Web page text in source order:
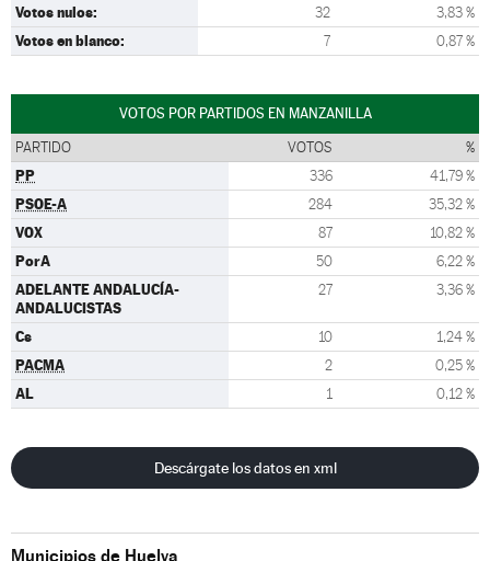
Votos nulos: 32 3,83 %
Votos en blanco: 7 0,87 %
VOTOS POR PARTIDOS EN MANZANILLA
PARTIDO VOTOS %
PP 336 41,79 %
PSOE-A 284 35,32 %
VOX 87 10,82 %
PorA 50 6,22 %
ADELANTE ANDALUCÍA-
ANDALUCISTAS
27 3,36 %
Cs 10 1,24 %
PACMA 2 0,25 %
AL 1 0,12 %
Descárgate los datos en xml
Municipios de Huelva